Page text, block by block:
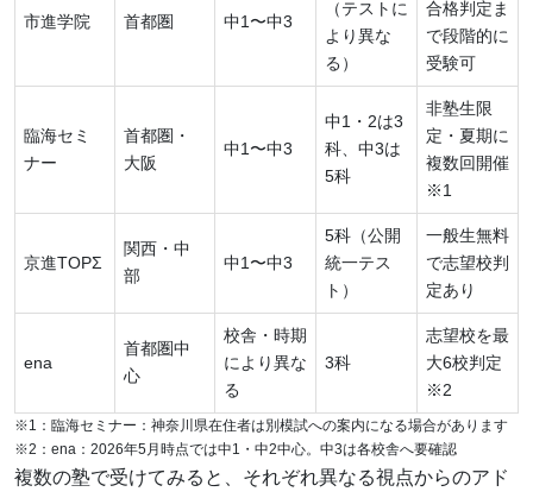
市進学院 首都圏 中1〜中3
（テストに
より異な
る）
合格判定ま
で段階的に
受験可
臨海セミ
ナー
首都圏・
大阪
中1〜中3
中1・2は3
科、中3は
5科
非塾生限
定・夏期に
複数回開催
※1
京進TOPΣ
関西・中
部
中1〜中3
5科（公開
統一テス
ト）
一般生無料
で志望校判
定あり
ena
首都圏中
心
校舎・時期
により異な
る
3科
志望校を最
大6校判定
※2
※1：臨海セミナー：神奈川県在住者は別模試への案内になる場合があります
※2：ena：2026年5月時点では中1・中2中心。中3は各校舎へ要確認
複数の塾で受けてみると、それぞれ異なる視点からのアド